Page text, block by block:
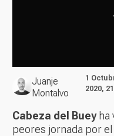
Juanje
Montalvo
1
2020,
Cabeza del Bueyha
peores jornada por el